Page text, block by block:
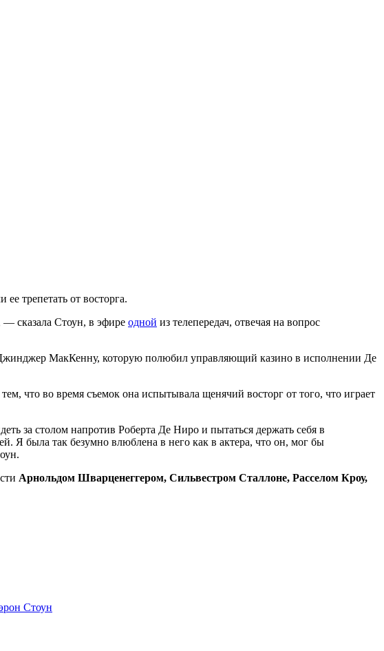
трепетать от восторга.
сказала Стоун, в эфире одной из телепередач, отвечая на вопрос
МакКенну, которую полюбил управляющий казино в исполнении Де
что во время съемок она испытывала щенячий восторг от того, что играет
за столом напротив Роберта Де Ниро и пытаться держать себя в
Я была так безумно влюблена в него как в актера, что он, мог бы
Арнольдом Шварценеггером, Сильвестром Сталлоне, Расселом Кроу,
Стоун